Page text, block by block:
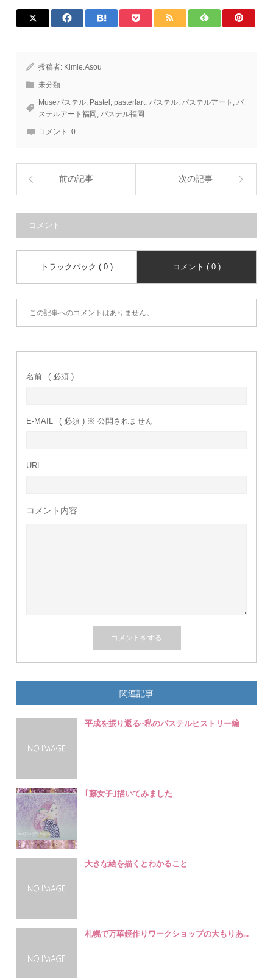
投稿者: Kimie.Asou
未分類
Museパステル, Pastel,pasterlart,パステル,パステルアート ,パ
ステルアート福岡,パステル福岡
コメント:0
前の記事 次の記事
コメント
トラックバック ( 0 ) コメント ( 0 )
この記事へのコメントはありません。
名前 ( 必須 )
E-MAIL ( 必須 ) ※ 公開されません
URL
コメント内容
関連記事
平成を振り返る~私のパステルヒストリー編
｢藤女子｣描いてみました
大きな絵を描くとわかること
札幌で万華鏡作りワークショップの大もりあ...